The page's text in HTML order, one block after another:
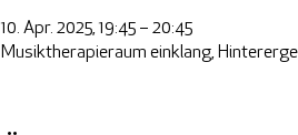
10. Apr. 2025, 19:45 – 20:45
Musiktherapieraum einklang,